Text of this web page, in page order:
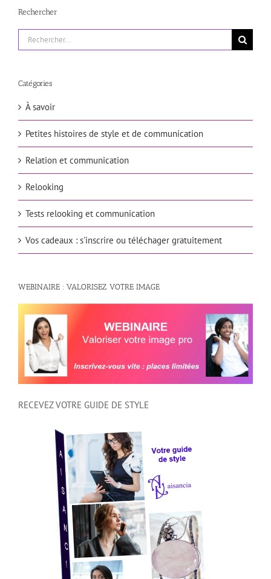
Rechercher
Rechercher:
Catégories
À savoir
Petites histoires de style et de communication
Relation et communication
Relooking
Tests relooking et communication
Vos cadeaux : s'inscrire ou téléchager gratuitement
WEBINAIRE : VALORISEZ VOTRE IMAGE
RECEVEZ VOTRE GUIDE DE STYLE